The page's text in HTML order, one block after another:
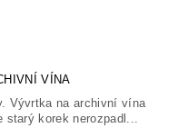
VÍNA
Vývrtka na archivní vína
starý korek nerozpadl...